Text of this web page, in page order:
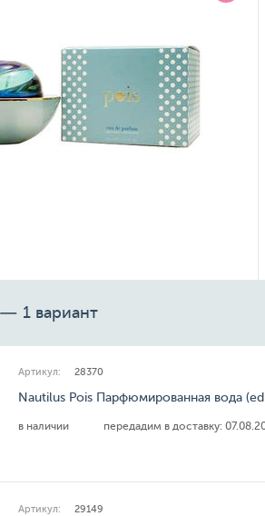
1 вариант
Артикул: 28370
Nautilus Pois Парфюмированная вода
в наличии передадим в доставку:
Артикул: 29149